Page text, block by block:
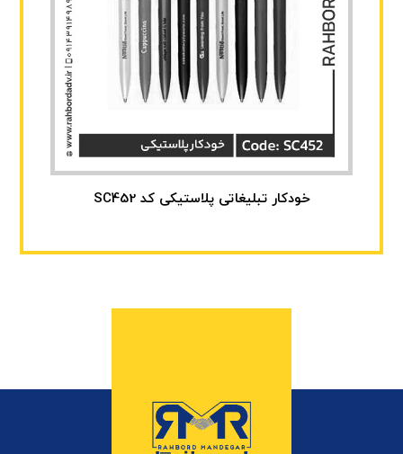
خودکار تبلیغاتی پلاستیکی کد SC452